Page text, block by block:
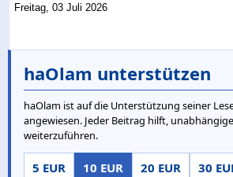
Freitag, 03 Juli 2026
haOlam unterstützen
haOlam ist auf die Unterstützung seiner
angewiesen. Jeder Beitrag hilft,
weiterzuführen.
5 EUR 10 EUR 20 EUR 30